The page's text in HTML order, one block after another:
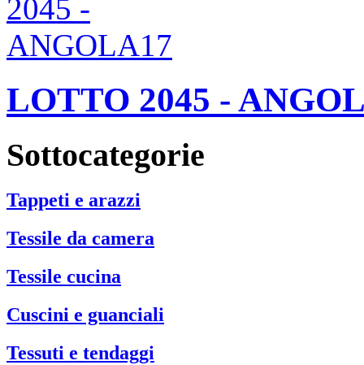
LOTTO 2045 -
Sottocategorie
Tappeti e arazzi
Tessile da camera
Tessile cucina
Cuscini e guanciali
Tessuti e tendaggi